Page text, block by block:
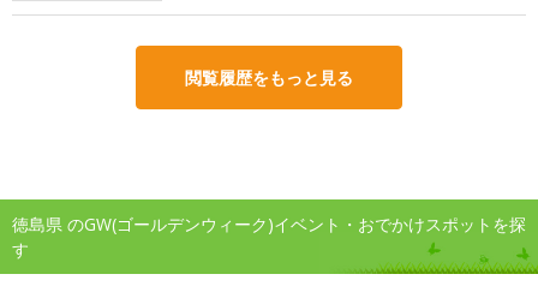
閲覧履歴をもっと見る
徳島県 のGW(ゴールデンウィーク)イベント・おでかけスポットを探
す